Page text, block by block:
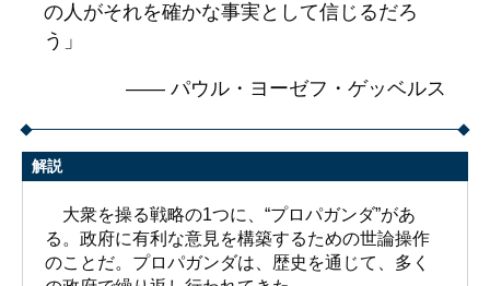
の人がそれを確かな事実として信じるだろ
う」
―― パウル・ヨーゼフ・ゲッベルス
解説
大衆を操る戦略の1つに、“プロパガンダ”があ
る。政府に有利な意見を構築するための世論操作
のことだ。プロパガンダは、歴史を通じて、多く